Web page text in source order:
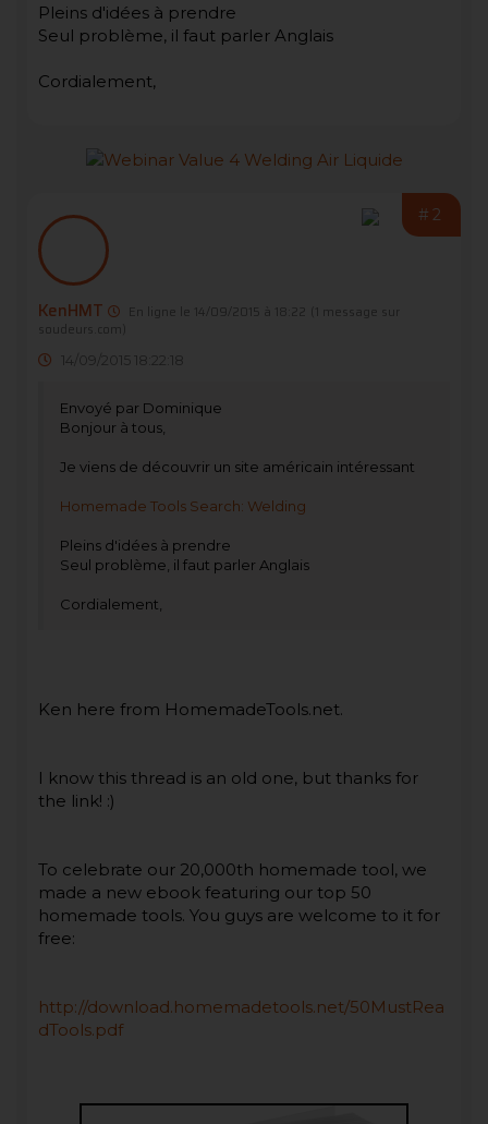
Pleins d'idées à prendre
Seul problème, il faut parler Anglais
Cordialement,
#2
KenHMT En ligne le 14/09/2015 à 18:22
(1 message sur
soudeurs.com)
14/09/2015 18:22:18
Envoyé par Dominique
Bonjour à tous,
Je viens de découvrir un site américain intéressant
Homemade Tools Search: Welding
Pleins d'idées à prendre
Seul problème, il faut parler Anglais
Cordialement,
Ken here from HomemadeTools.net.
I know this thread is an old one, but thanks for
the link! :)
To celebrate our 20,000th homemade tool, we
made a new ebook featuring our top 50
homemade tools. You guys are welcome to it for
free:
http://download.homemadetools.net/50MustRea
dTools.pdf